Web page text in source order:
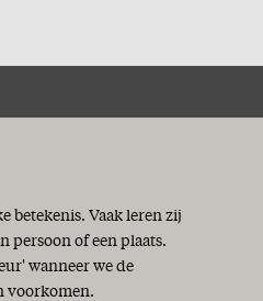
betekenis. Vaak leren zij
persoon of een plaats.
wanneer we de
voorkomen.